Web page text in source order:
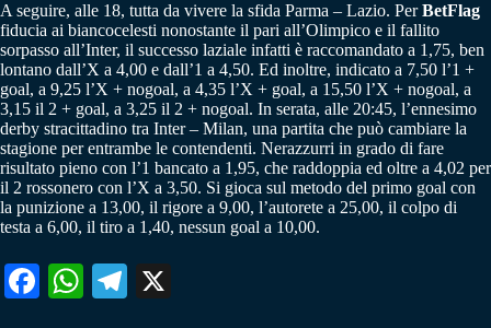
A seguire, alle 18, tutta da vivere la sfida Parma – Lazio. PerBetFlag
fiducia ai biancocelesti nonostante il pari all’Olimpico e il fallito
sorpasso all’Inter, il successo laziale infatti è raccomandato a 1,75, ben
lontano dall’X a 4,00 e dall’1 a 4,50. Ed inoltre, indicato a 7,50 l’1 +
goal, a 9,25 l’X + nogoal, a 4,35 l’X + goal, a 15,50 l’X + nogoal, a
3,15 il 2 + goal, a 3,25 il 2 + nogoal. In serata, alle 20:45, l’ennesimo
derby stracittadino tra Inter – Milan, una partita che può cambiare la
stagione per entrambe le contendenti. Nerazzurri in grado di fare
risultato pieno con l’1 bancato a 1,95, che raddoppia ed oltre a 4,02 per
il 2 rossonero con l’X a 3,50. Si gioca sul metodo del primo goal con
la punizione a 13,00, il rigore a 9,00, l’autorete a 25,00, il colpo di
testa a 6,00, il tiro a 1,40, nessun goal a 10,00.
Fa W
Te